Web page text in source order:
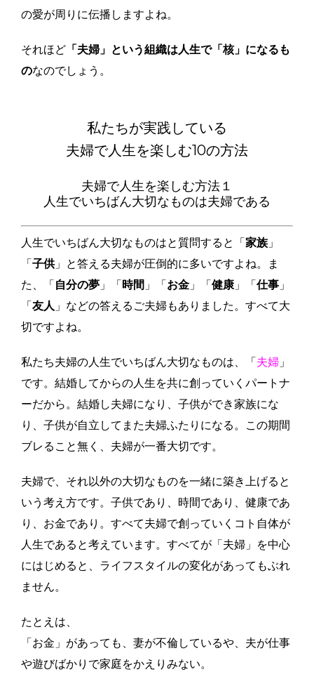
の愛が周りに伝播しますよね。
それほど 「 夫婦 」という組織は人生で「核」になるも
のなのでしょう。
私たちが実践している
夫婦で人生を楽しむ10の方法
夫婦で人生を楽しむ方法１
人生でいちばん大切なものは夫婦である
人生でいちばん大切なものはと質問すると「 家族 」
「 子供」と答える夫婦が圧倒的に多いですよね。ま
た、「 自分の夢 」「 時間 」「 お金 」「 健康」「 仕事 」
「 友人 」などの答えるご夫婦もありました。すべて大
切ですよね。
私たち夫婦の人生でいちばん大切なものは、「 夫婦 」
です。結婚してからの人生を共に創っていくパートナ
ーだから。結婚し夫婦になり、子供ができ家族にな
り、子供が自立してまた夫婦ふたりになる。この期間
ブレること無く、夫婦が一番大切です。
夫婦で、それ以外の大切なものを一緒に築き上げると
いう考え方です。子供であり、時間であり、健康であ
り、お金であり。すべて夫婦で創っていくコト自体が
人生であると考えています。すべてが「夫婦」を中心
にはじめると、ライフスタイルの変化があってもぶれ
ません。
たとえは、
「お金」があっても、妻が不倫しているや、夫が仕事
や遊びばかりで家庭をかえりみない。